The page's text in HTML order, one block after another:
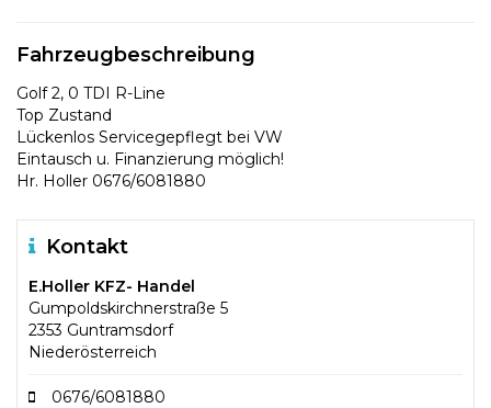
Fahrzeugbeschreibung
Golf 2, 0 TDI R-Line
Top Zustand
Lückenlos Servicegepflegt bei VW
Eintausch u. Finanzierung möglich!
Hr. Holler 0676/6081880
Kontakt
E.Holler KFZ- Handel
Gumpoldskirchnerstraße 5
2353 Guntramsdorf
Niederösterreich
0676/6081880